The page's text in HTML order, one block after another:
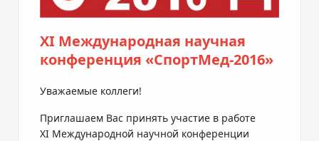
XI Международная научная
конференция «СпортМед-2016»
Уважаемые коллеги!
Приглашаем Вас принять участие в работе
XI Международной научной конференции